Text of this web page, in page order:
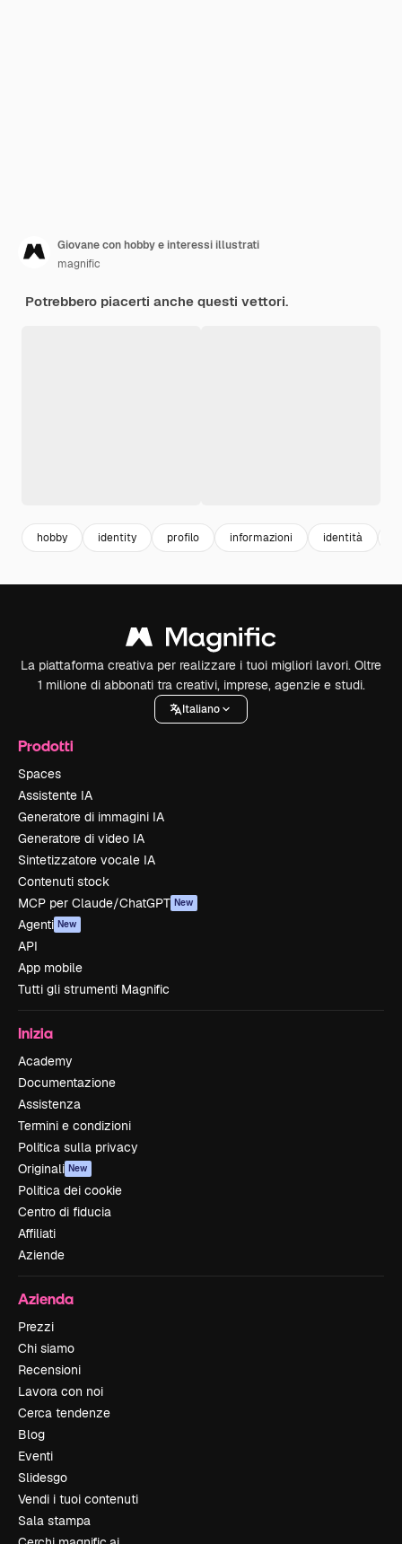
Giovane con hobby e interessi illustrati
magnific
Potrebbero piacerti anche questi vettori.
hobby identity profilo informazioni identità
La piattaforma creativa per realizzare i tuoi migliori lavori. Oltre
1 milione di abbonati tra creativi, imprese, agenzie e studi.
Italiano
Prodotti
Spaces
Assistente IA
Generatore di immagini IA
Generatore di video IA
Sintetizzatore vocale IA
Contenuti stock
MCP per Claude/ChatGPT New
Agenti New
API
App mobile
Tutti gli strumenti Magnific
Inizia
Academy
Documentazione
Assistenza
Termini e condizioni
Politica sulla privacy
Originali New
Politica dei cookie
Centro di fiducia
Affiliati
Aziende
Azienda
Prezzi
Chi siamo
Recensioni
Lavora con noi
Cerca tendenze
Blog
Eventi
Slidesgo
Vendi i tuoi contenuti
Sala stampa